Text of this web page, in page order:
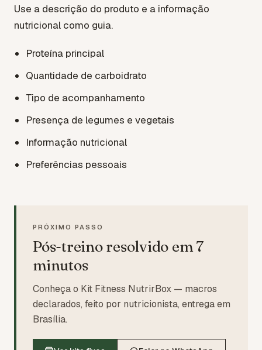
Use a descrição do produto e a informação
nutricional como guia.
Proteína principal
Quantidade de carboidrato
Tipo de acompanhamento
Presença de legumes e vegetais
Informação nutricional
Preferências pessoais
PRÓXIMO PASSO
Pós-treino resolvido em 7
minutos
Conheça o Kit Fitness NutrirBox — macros
declarados, feito por nutricionista, entrega em
Brasília.